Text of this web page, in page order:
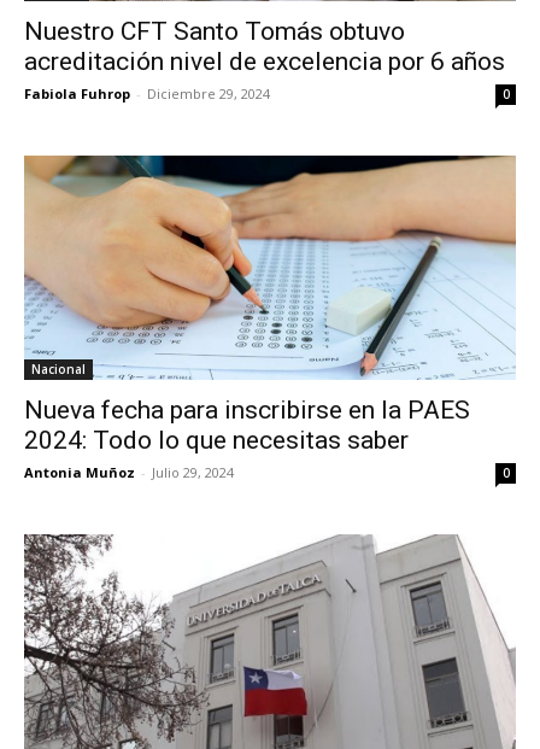
Nuestro CFT Santo Tomás obtuvo
acreditación nivel de excelencia por 6 años
Fabiola Fuhrop - Diciembre 29, 2024 0
Nacional
Nueva fecha para inscribirse en la PAES
2024: Todo lo que necesitas saber
Antonia Muñoz - Julio 29, 2024 0